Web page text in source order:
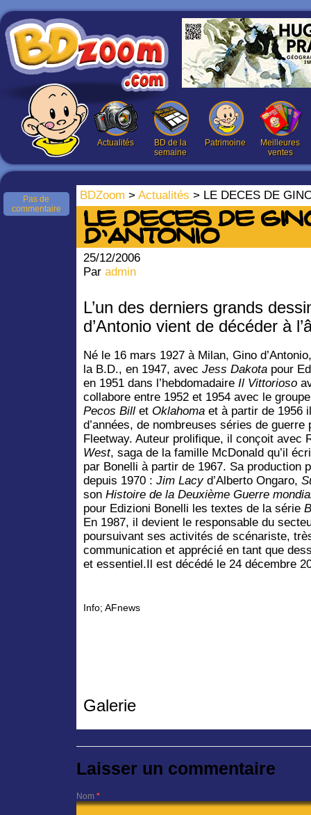
Actualités
BD de la
semaine
Patrimoine
Meilleures
ventes
BDZoom > Actualités > LE DECES DE
Pas de
commentaire
LE DECES DE
D’ANTONIO
25/12/2006
Par admin
L’un des derniers grands
d’Antonio vient de décéder à
Né le 16 mars 1927 à Milan, Gino
la B.D., en 1947, avec Jess Dakota pour
en 1951 dans l’hebdomadaire Il Vittorioso
collabore entre 1952 et 1954 avec le
Pecos Bill et Oklahoma et à partir de 1956
d’années, de nombreuses séries de guerre
Fleetway. Auteur prolifique, il conçoit avec
West, saga de la famille McDonald qu’il
par Bonelli à partir de 1967. Sa production
depuis 1970 : Jim Lacyd’Alberto Ongaro,
son Histoire de la Deuxième Guerre
pour Edizioni Bonelli les textes de la série
En 1987, il devient le responsable du
poursuivant ses activités de scénariste,
communication et apprécié en tant que
et essentiel.Il est décédé le 24 décembre
Info; AFnews
Galerie
Laisser un commentaire
Nom *